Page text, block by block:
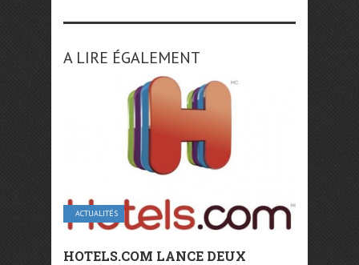
A LIRE ÉGALEMENT
ACTUALITÉS
HOTELS.COM LANCE DEUX